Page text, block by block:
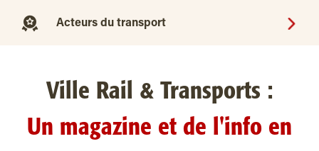
Acteurs du transport
Ville Rail & Transports :
Un magazine et de l'info en